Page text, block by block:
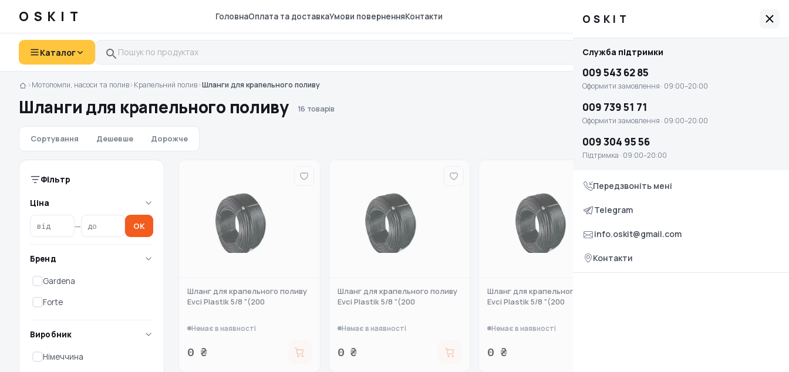
OSKIT ГоловнаОплата та доставкаУмови поверненняКонтакти Графік роботи: 09:00–20:00
Каталог
›Мотопомпи, насоси та полив›Крапельний полив›Шланги для крапельного поливу
Шланги для крапельного поливу 16 товарів
Сортування Дешевше Дорожче
Фільтр
Ціна
— OK
Бренд
Gardena
Forte
Виробник
Німеччина
Шланг для крапельного поливу
Evci Plastik 5/8 "(200
Немає в наявності
0 ₴
Шланг для крапельного поливу
Evci Plastik 5/8 "(200
Немає в наявності
0 ₴
Шланг для крапельного поливу
Evci Plastik 5/8 "(200
Немає в наявності
0 ₴
OSKIT
Головна
Оплата і доставка
Умови повернення та обміну
Контакти
Служба підтримки
Оформити замовлення · 09:00–20:00
009 739 51 71
Підтримка · 09:00–20:00
OSKIT
Служба підтримки
009 543 62 85
Оформити замовлення · 09:00–20:00
009 739 51 71
Оформити замовлення · 09:00–20:00
009 304 95 56
Підтримка · 09:00–20:00
Передзвоніть мені
Telegram
info.oskit@gmail.com
Контакти